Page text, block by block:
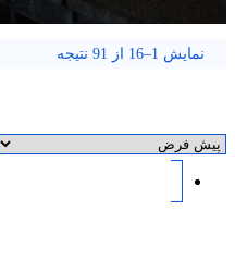
نمایش 1–16 از 91 نتیجه